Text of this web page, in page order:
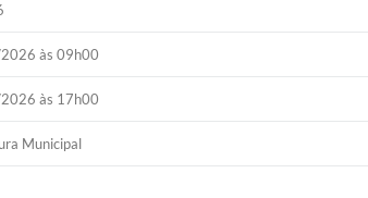
às 09h00
às 17h00
Municipal